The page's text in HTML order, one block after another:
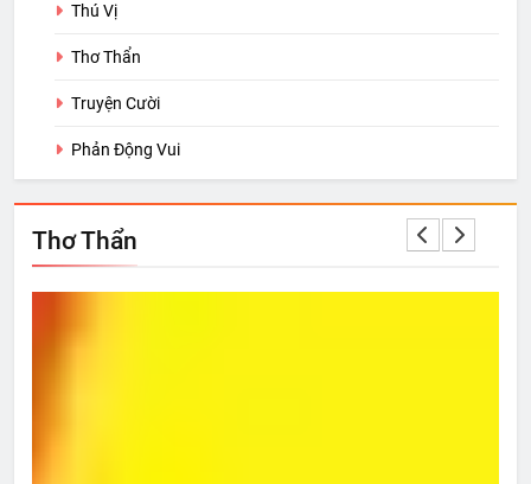
Thú Vị
Thơ Thẩn
Truyện Cười
Phản Động Vui
Thơ Thẩn